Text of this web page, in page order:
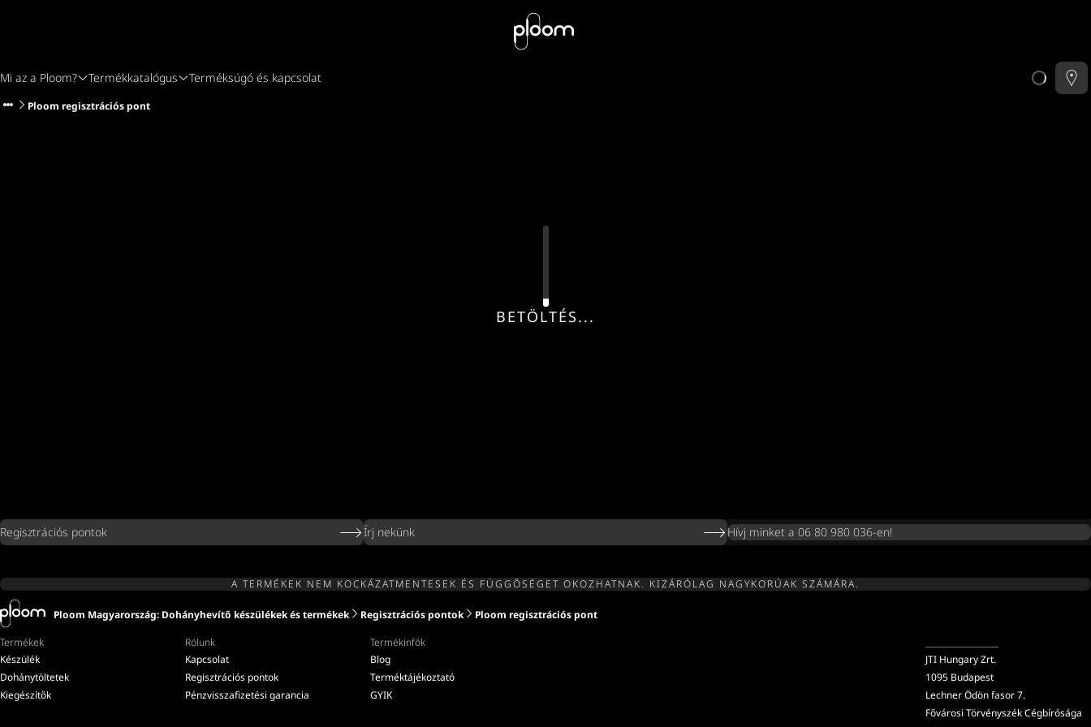
Mi az a Ploom? Termékkatalógus Terméksúgó és kapcsolat
Ploom regisztrációs pont
BETÖLTÉS...
Regisztrációs pontok Írj nekünk Hívj minket a 06 80 980 036-en!
A TERMÉKEK NEM KOCKÁZATMENTESEK ÉS FÜGGŐSÉGET OKOZHATNAK. KIZÁRÓLAG NAGYKORÚAK SZÁMÁRA.
Ploom Magyarország: Dohányhevítő készülékek és termékek Regisztrációs pontok
Ploom regisztrációs pont
Termékek
Készülék
Dohánytöltetek
Kiegészítők
Rólunk
Kapcsolat
Regisztrációs pontok
Pénzvisszafizetési garancia
Termékinfók
Blog
Terméktájékoztató
GYIK
JTI Hungary Zrt.
1095 Budapest
Lechner Ödön fasor 7.
Fővárosi Törvényszék Cégbírósága